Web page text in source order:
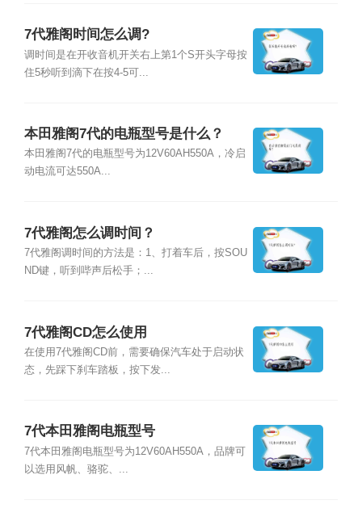
7代雅阁时间怎么调?
调时间是在开收音机开关右上第1个S开头字母按
住5秒听到滴下在按4-5可...
本田雅阁7代的电瓶型号是什么？
本田雅阁7代的电瓶型号为12V60AH550A，冷启
动电流可达550A...
7代雅阁怎么调时间？
7代雅阁调时间的方法是：1、打着车后，按SOU
ND键，听到哔声后松手；...
7代雅阁CD怎么使用
在使用7代雅阁CD前，需要确保汽车处于启动状
态，先踩下刹车踏板，按下发...
7代本田雅阁电瓶型号
7代本田雅阁电瓶型号为12V60AH550A，品牌可
以选用风帆、骆驼、...